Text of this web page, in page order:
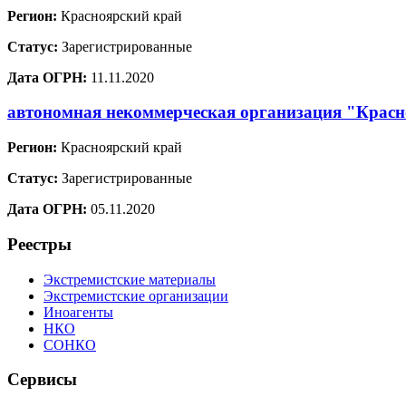
Регион: Красноярский край
Статус: Зарегистрированные
Дата ОГРН: 11.11.2020
автономная некоммерческая организация
Регион: Красноярский край
Статус: Зарегистрированные
Дата ОГРН: 05.11.2020
Реестры
Экстремистские материалы
Экстремистские организации
Иноагенты
НКО
СОНКО
Сервисы